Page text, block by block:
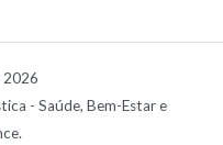
- Saúde, Bem-Estar e